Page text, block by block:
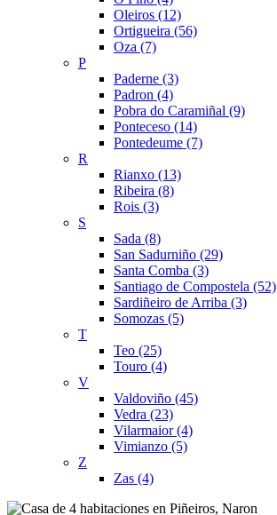
Oleiros (12)
Ortigueira (56)
Oza (7)
P
Paderne (3)
Padron (4)
Pobra do Caramiñal (9)
Ponteceso (14)
Pontedeume (7)
R
Rianxo (13)
Ribeira (8)
Rois (3)
S
Sada (8)
San Sadurniño (29)
Santa Comba (3)
Santiago de Compostela (52)
Sardiñeiro de Arriba (3)
Somozas (5)
T
Teo (25)
Touro (4)
V
Valdoviño (45)
Vedra (23)
Vilarmaior (4)
Vimianzo (5)
Z
Zas (4)